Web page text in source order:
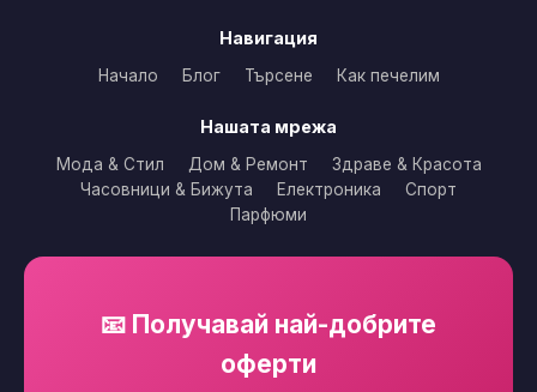
Навигация
Начало Блог Търсене Как печелим
Нашата мрежа
Мода & Стил Дом & Ремонт
Здраве & Красота
Часовници & Бижута
Електроника
Спорт
Парфюми
📧 Получавай най-добрите
оферти